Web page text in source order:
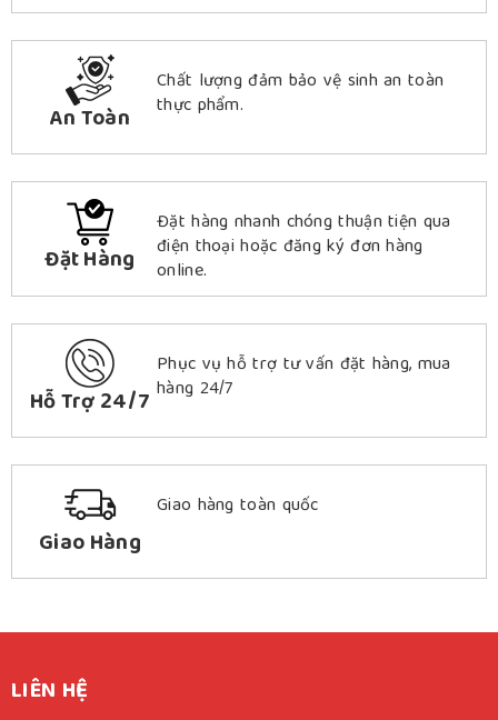
An Toàn
Chất lượng đảm bảo vệ sinh an toàn
thực phẩm.
Đặt Hàng
Đặt hàng nhanh chóng thuận tiện qua
điện thoại hoặc đăng ký đơn hàng
online.
Hỗ Trợ 24/7
Phục vụ hỗ trợ tư vấn đặt hàng, mua
hàng 24/7
Giao Hàng
Giao hàng toàn quốc
LIÊN HỆ